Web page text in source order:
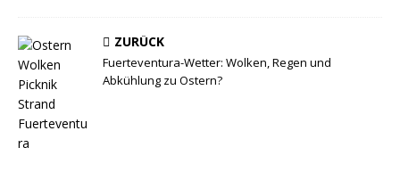
ZURÜCK
Fuerteventura-Wetter: Wolken, Regen und
Abkühlung zu Ostern?